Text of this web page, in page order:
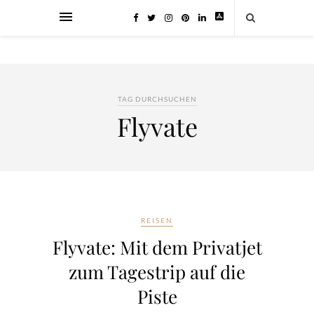
TAG DURCHSUCHEN
Flyvate
REISEN
Flyvate: Mit dem Privatjet
zum Tagestrip auf die
Piste